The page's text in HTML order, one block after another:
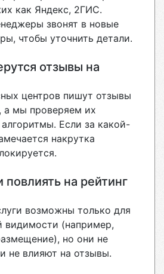
как Яндекс, 2ГИС.
звонят в новые
чтобы уточнить детали.
отзывы на
центров пишут отзывы
а мы проверяем их
Если за какой-
накрутка
на рейтинг
возможны только для
видимости (например,
но они не
не влияют на отзывы.